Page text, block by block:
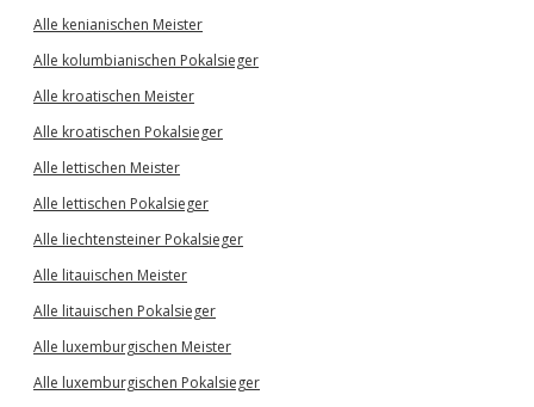
Alle kenianischen Meister
Alle kolumbianischen Pokalsieger
Alle kroatischen Meister
Alle kroatischen Pokalsieger
Alle lettischen Meister
Alle lettischen Pokalsieger
Alle liechtensteiner Pokalsieger
Alle litauischen Meister
Alle litauischen Pokalsieger
Alle luxemburgischen Meister
Alle luxemburgischen Pokalsieger